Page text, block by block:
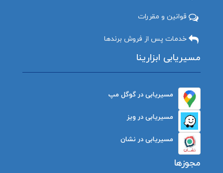
قوانین و مقررات
خدمات پس از فروش برندها
مسیریابی ابزارینا
مسیریابی در گوگل مپ
مسیریابی در ویز
مسیریابی در نشان
مجوزها